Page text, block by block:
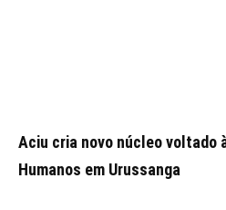
Aciu cria novo núcleo voltado
Humanos em Urussanga